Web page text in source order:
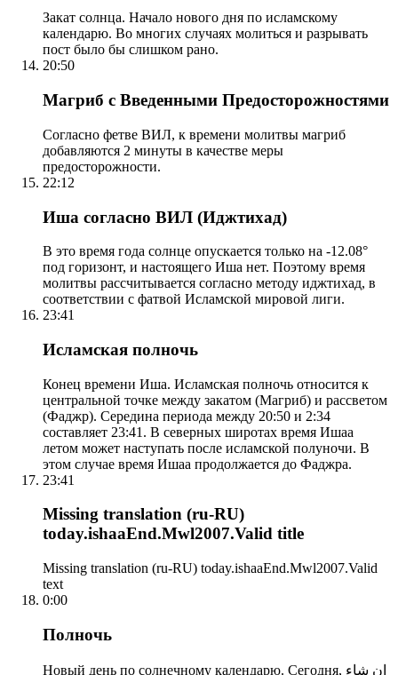
Закат солнца. Начало нового дня по исламскому
календарю. Во многих случаях молиться и разрывать
пост было бы слишком рано.
20:50
Магриб с Введенными Предосторожностями
Согласно фетве ВИЛ, к времени молитвы магриб
добавляются 2 минуты в качестве меры
предосторожности.
22:12
Иша согласно ВИЛ (Иджтихад)
В это время года солнце опускается только на -12.08°
под горизонт, и настоящего Иша нет. Поэтому время
молитвы рассчитывается согласно методу иджтихад, в
соответствии с фатвой Исламской мировой лиги.
23:41
Исламская полночь
Конец времени Иша. Исламская полночь относится к
центральной точке между закатом (Магриб) и рассветом
(Фаджр). Середина периода между 20:50 и 2:34
составляет 23:41. В северных широтах время Ишаа
летом может наступать после исламской полуночи. В
этом случае время Ишаа продолжается до Фаджра.
23:41
Missing translation (ru-RU)
today.ishaaEnd.Mwl2007.Valid title
Missing translation (ru-RU) today.ishaaEnd.Mwl2007.Valid
text
0:00
Полночь
Новый день по солнечному календарю. Сегодня, إن شاء